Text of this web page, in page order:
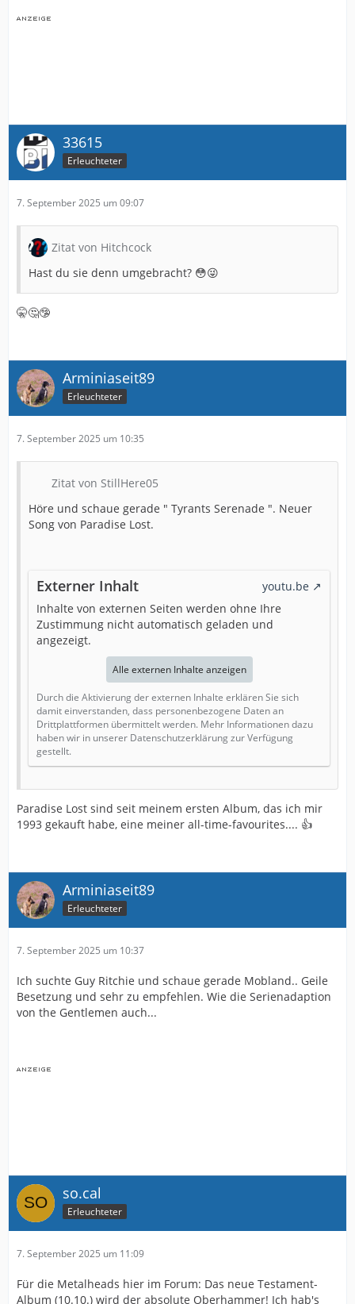
33615
Erleuchteter
7. September 2025 um 09:07
Zitat von Hitchcock
Hast du sie denn umgebracht? 😳😜
🤫🤔🤥
Arminiaseit89
Erleuchteter
7. September 2025 um 10:35
Zitat von StillHere05
Höre und schaue gerade " Tyrants Serenade ". Neuer
Song von Paradise Lost.
Externer Inhalt
youtu.be
Inhalte von externen Seiten werden ohne Ihre
Zustimmung nicht automatisch geladen und
angezeigt.
Alle externen Inhalte anzeigen
Durch die Aktivierung der externen Inhalte erklären Sie sich
damit einverstanden, dass personenbezogene Daten an
Drittplattformen übermittelt werden. Mehr Informationen dazu
haben wir in unserer Datenschutzerklärung zur Verfügung
gestellt.
Paradise Lost sind seit meinem ersten Album, das ich mir
1993 gekauft habe, eine meiner all-time-favourites.... 👍
Arminiaseit89
Erleuchteter
7. September 2025 um 10:37
Ich suchte Guy Ritchie und schaue gerade Mobland.. Geile
Besetzung und sehr zu empfehlen. Wie die Serienadaption
von the Gentlemen auch...
so.cal
Erleuchteter
7. September 2025 um 11:09
Für die Metalheads hier im Forum: Das neue Testament-
Album (10.10.) wird der absolute Oberhammer! Ich hab's